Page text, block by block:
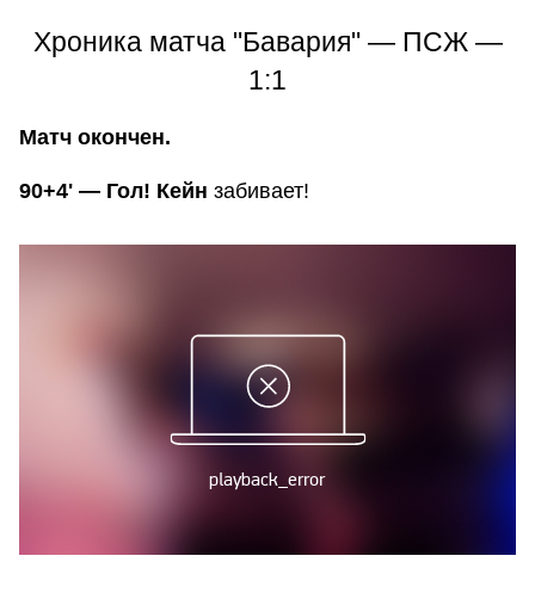
Хроника матча "Бавария" — ПСЖ —
1:1
Матч окончен.
90+4' — Гол! Кейн забивает!